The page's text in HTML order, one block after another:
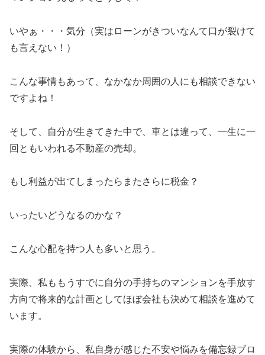
いやぁ・・・気分（実はローンがきついなんて口が裂けて
も言えない！）
こんな事情もあって、なかなか周囲の人にも相談できない
ですよね！
そして、自分が生きてきた中で、車とは違って、一生に一
回ともいわれる不動産の売却。
もし利益が出てしまったらまたさらに税金？
いったいどうなるのかな？
こんな心配を持つ人も多いと思う。
実際、私ももうすでに自分の手持ちのマンションを手放す
方向で将来的な計画としてほぼ会社も決めて相談を進めて
います。
実際の体験から、私自身が感じた不安や悩みを備忘録ブロ